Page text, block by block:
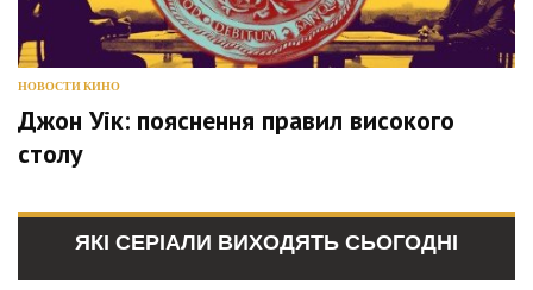
НОВОСТИ КИНО
Джон Уік: пояснення правил високого
столу
ЯКІ СЕРІАЛИ ВИХОДЯТЬ СЬОГОДНІ